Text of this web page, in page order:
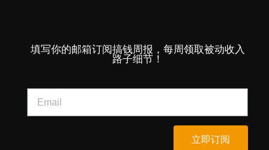
填写你的邮箱订阅搞钱周报，每周领取被动收入
路子细节！
立即订阅